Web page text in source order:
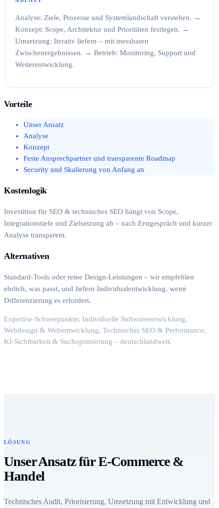
Analyse: Ziele, Prozesse und Systemlandschaft verstehen. →
Konzept: Scope, Architektur und Prioritäten festlegen. →
Umsetzung: Iterativ liefern – mit messbaren
Zwischenergebnissen. → Betrieb: Monitoring, Support und
Weiterentwicklung.
Vorteile
Unser Ansatz
Analyse
Konzept
Feste Ansprechpartner und transparente Roadmap
Security und Skalierung von Anfang an
Kostenlogik
Investition für SEO & technisches SEO hängt von Scope,
Integrationstiefe und Zielsetzung ab – nach Erstgespräch und kurzer
Analyse transparent.
Alternativen
Standard-Tools oder reine Design-Leistungen – wir empfehlen
ehrlich, was passt, und liefern Individualentwicklung, wenn
Differenzierung es erfordert.
Expertise-Schwerpunkte: Individuelle Softwareentwicklung,
Webdesign & Webentwicklung, Technisches SEO & Performance,
KI-Sichtbarkeit & Suchoptimierung – deutschlandweit.
LÖSUNG
Unser Ansatz für E-Commerce &
Handel
Technisches Audit, Priorisierung, Umsetzung mit Entwicklung und